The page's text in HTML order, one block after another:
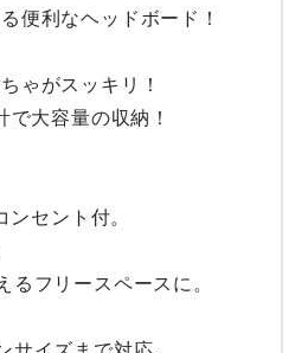
便利なヘッドボード！
ゃがスッキリ！
大容量の収納！
セント付。
るフリースペースに。